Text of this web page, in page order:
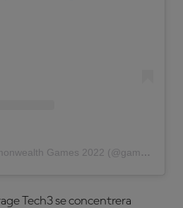
A post shared by Commonwealth Games 2022 (@gamescommonwealth)
Tech3 se concentrera